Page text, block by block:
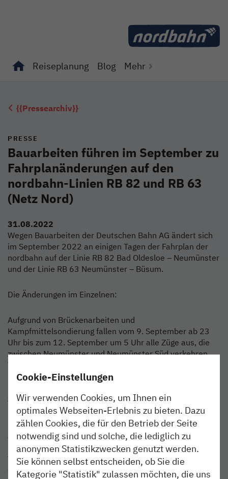
Reiseplanung Blog Mehr
{{Pressearchiv}}
PRESSE
Bauarbeiten führen im September zu
Fahrplanänderungen auf den
nordbahn-Linien RB 82 und RB 63
(Netz Nord)
31.08.2022
Wegen Bauarbeiten der Deutschen Bahn AG ändert sich
im September 2022 an einigen Tagen der Fahrplan der
nordbahn auf der Linie RB 82 Bad Oldesloe – Neumünster
und der Linie RB 63 Neumünster – Büsum.
Die Änderungen im Einzelnen:
Aufgrund von Brückenarbeiten und
Kampfmittelsondierung fallen vom 9. September ab 23
Uhr bis zum 12. September um 5 Uhr alle Züge aus, die
zwischen Neumünster und Neumünster Süd verkehren.
Vom 18. bis zum 22. September fallen jeweils die letzten
beiden Züge zwischen Bad Oldesloe und Neumünster aus.
zu einem Ausfall aller Züge zwischen 23:00 Uhr 05:10
Uhr. Es wird jeweils ein SEV eingerichtet.
Auf der Strecke der RB 63 zwischen Neumünster und
Büsum gibt es zwischen dem 23. bis 26. September
vereinzelte Zugausfälle. Zahlreiche Zugausfälle wir es
abends vom 30. September bis zum 2. Oktober geben.
Cookie-Einstellungen
Wir verwenden Cookies, um Ihnen ein
optimales Webseiten-Erlebnis zu bieten. Dazu
zählen Cookies, die für den Betrieb der Seite
notwendig sind und solche, die lediglich zu
anonymen Statistikzwecken genutzt werden.
Sie können selbst entscheiden, ob Sie die
Kategorie "Statistik" zulassen möchten, die uns